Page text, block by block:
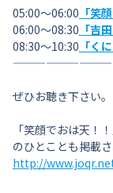
05:00〜06:00 「笑
06:00〜08:30 「吉
08:30〜10:30 「く
ぜひお聴き下さい。
「笑顔でおは天！
のひとことも掲載さ
http://